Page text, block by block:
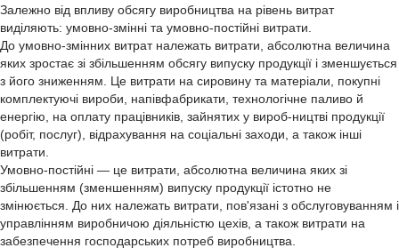
Залежно від впливу обсягу виробництва на рівень витрат
виділяють: умовно-змінні та умовно-постійні витрати.
До умовно-змінних витрат належать витрати, абсолютна величина
яких зростає зі збільшенням обсягу випуску продукції і зменшується
з його зниженням. Це витрати на сировину та матеріали, покупні
комплектуючі вироби, напівфабрикати, технологічне паливо й
енергію, на оплату працівників, зайнятих у вироб-ництві продукції
(робіт, послуг), відрахування на соціальні заходи, а також інші
витрати.
Умовно-постійні — це витрати, абсолютна величина яких зі
збільшенням (зменшенням) випуску продукції істотно не
змінюється. До них належать витрати, пов'язані з обслуговуванням і
управлінням виробничою діяльністю цехів, а також витрати на
забезпечення господарських потреб виробництва.